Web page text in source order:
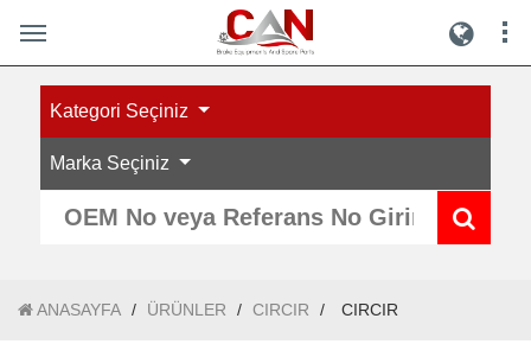
Kategori Seçiniz
Marka Seçiniz
ANASAYFA / ÜRÜNLER / CIRCIR / CIRCIR